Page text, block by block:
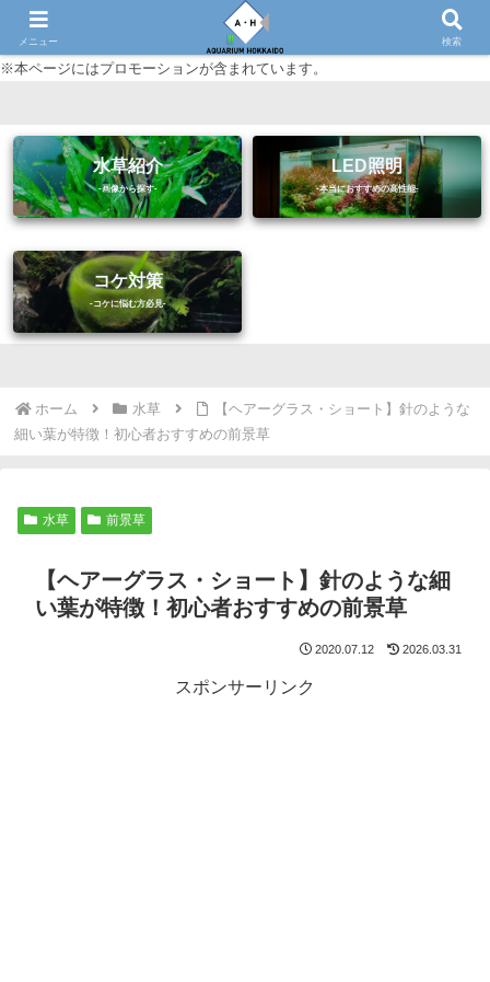
初心者に優しいアクアリウム（熱帯魚・水草等）情報サイト
※本ページにはプロモーションが含まれています。
水草紹介 LED照明
コケ対策
ホーム 水草
【ヘアーグラス・ショート】針のような
細い葉が特徴！初心者おすすめの前景草
水草 前景草
【ヘアーグラス・ショート】針のような細
い葉が特徴！初心者おすすめの前景草
2020.07.12 2026.03.31
スポンサーリンク
メニュー 検索